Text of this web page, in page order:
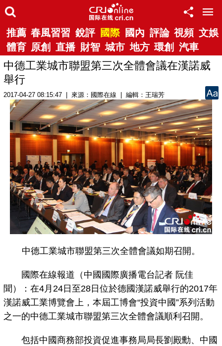
推薦 春風習習 銳評 國際 國內 評論 視頻 文娛
體育 原創 直播 財智 城市 地方 環創 汽車
中德工業城市聯盟第三次全體會議在漢諾威
舉行
2017-04-27 08:15:47 | 來源：國際在線 | 編輯：王瑞芳
中德工業城市聯盟第三次全體會議如期召開。
國際在線報道（中國國際廣播電台記者 阮佳
聞）：在4月24日至28日位於德國漢諾威舉行的2017年
漢諾威工業博覽會上，本屆工博會“投資中國”系列活動
之一的中德工業城市聯盟第三次全體會議順利召開。
包括中國商務部投資促進事務局局長劉殿勳、中國